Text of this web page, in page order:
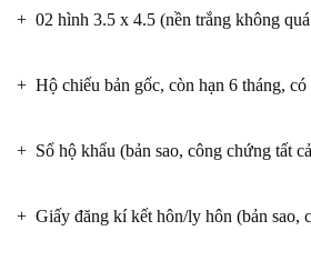
+ 02 hình 3.5 x 4.5 (nền trắng không
+ Hộ chiếu bản gốc, còn hạn 6 tháng,
+ Sổ hộ khẩu (bản sao, công chứng tất
+ Giấy đăng kí kết hôn/ly hôn (bản sao,